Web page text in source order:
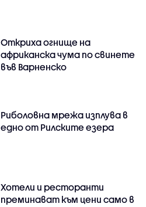
Откриха огнище на
африканска чума по свинете
във Варненско
Риболовна мрежа изплува в
едно от Рилските езера
Хотели и ресторанти
преминават към цени само в